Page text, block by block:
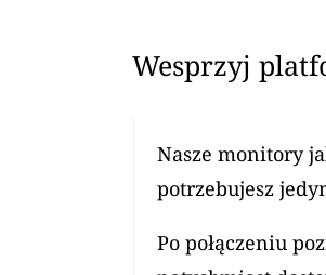
Wesprzyj
Nasze monitory
potrzebujesz
Po połączeniu